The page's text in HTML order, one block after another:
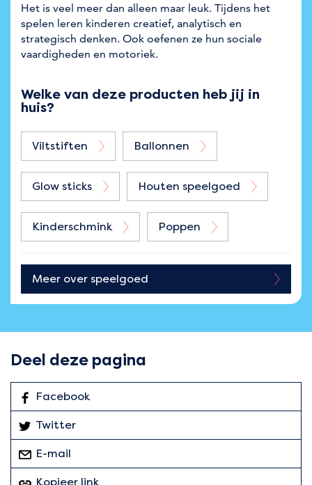
Het is veel meer dan alleen maar leuk. Tijdens het
spelen leren kinderen creatief, analytisch en
strategisch denken. Ook oefenen ze hun sociale
vaardigheden en motoriek.
Welke van deze producten heb jij in
huis?
Viltstiften Ballonnen
Glow sticks Houten speelgoed
Kinderschmink Poppen
Meer over speelgoed
Deel deze pagina
Facebook
Twitter
E-mail
Kopieer link